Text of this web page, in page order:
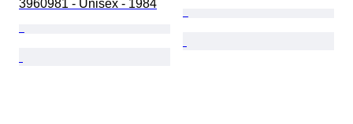
3960981 - Unisex - 1984